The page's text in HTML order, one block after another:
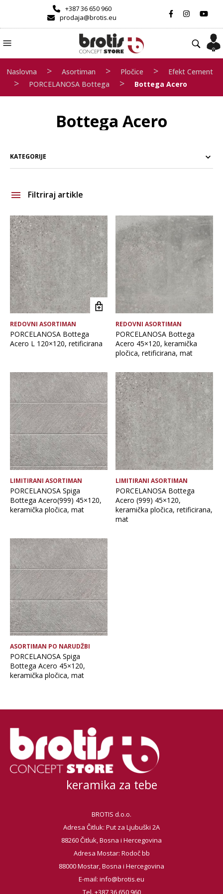
+387 36 650 960
prodaja@brotis.eu
Naslovna > Asortiman > Pločice > Efekt Cement
> PORCELANOSA Bottega > Bottega Acero
Bottega Acero
KATEGORIJE
Filtriraj artikle
Brand
Debljina
Format pločice
Glavna boja
Vrsta asortimana
Vrsta obrade pločice
REDOVNI ASORTIMAN
PORCELANOSA Bottega
Acero L 120×120, retificirana
REDOVNI ASORTIMAN
PORCELANOSA Bottega
Acero 45×120, keramička
pločica, retificirana, mat
LIMITIRANI ASORTIMAN
PORCELANOSA Spiga
Bottega Acero(999) 45×120,
keramička pločica, mat
LIMITIRANI ASORTIMAN
PORCELANOSA Bottega
Acero (999) 45×120,
keramička pločica, retificirana,
mat
ASORTIMAN PO NARUDŽBI
PORCELANOSA Spiga
Bottega Acero 45×120,
keramička pločica, mat
keramika za tebe
BROTIS d.o.o.
Adresa Čitluk: Put za Ljubuški 2A
88260 Čitluk, Bosna i Hercegovina
Adresa Mostar: Rodoč bb
88000 Mostar, Bosna i Hercegovina
E-mail: info@brotis.eu